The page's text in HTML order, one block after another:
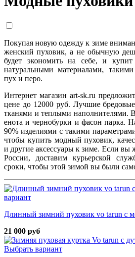
Покупая новую одежду к зиме
женский пуховик, а не обычную
будет экономить на себе, и
натуральными материалами,
пух и перо.
Интернет магазин art-sk.ru
цене до 12000 руб. Лучшие
тканями и теплыми наполнителями.
енота и чернобурки и фасон парка.
90% изделиями с такими
чтобы купить модный пуховик,
и другие аксессуары к зиме. Если вы
России, доставим курьерской
сроки, чтобы этой зимой вы были
вариант
Длинный зимний пуховик vo tarun с
21 000 руб
Выбрать вариант